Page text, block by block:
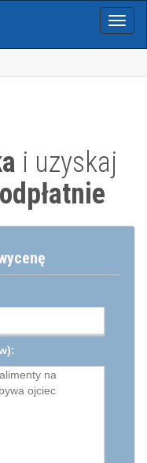
Menu
i uzyskaj